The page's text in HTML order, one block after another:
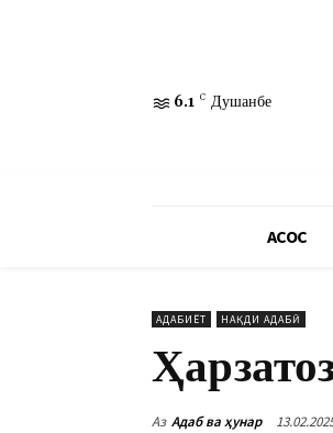
6.1 C Душанбе
АСОСӢ
АДАБИЁТ НАҚДИ АДАБӢ
Аз Адаб ва ҳунар